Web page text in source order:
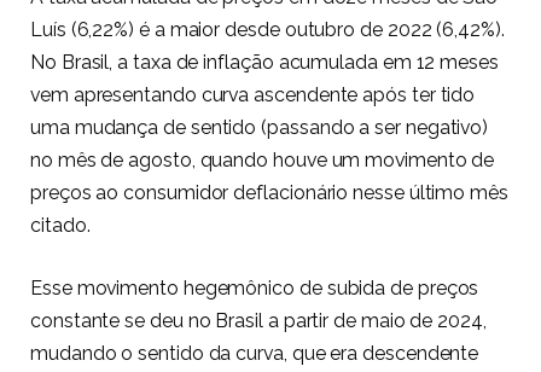
Luís (6,22%) é a maior desde outubro de 2022 (6,42%).
No Brasil, a taxa de inflação acumulada em 12 meses
vem apresentando curva ascendente após ter tido
uma mudança de sentido (passando a ser negativo)
no mês de agosto, quando houve um movimento de
preços ao consumidor deflacionário nesse último mês
citado.
Esse movimento hegemônico de subida de preços
constante se deu no Brasil a partir de maio de 2024,
mudando o sentido da curva, que era descendente